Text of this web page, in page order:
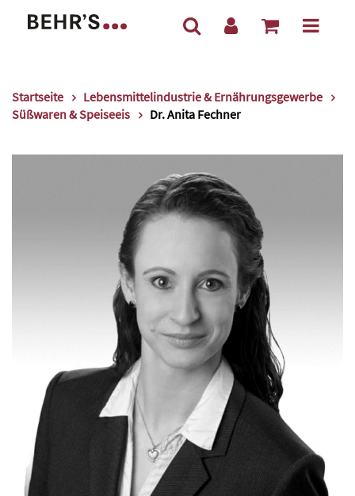
Startseite
Lebensmittelindustrie & Ernährungsgewerbe
Süßwaren & Speiseeis
Dr. Anita Fechner